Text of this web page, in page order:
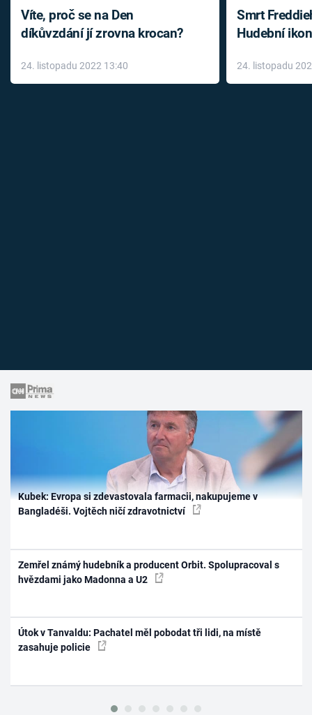
Víte, proč se na Den
díkůvzdání jí zrovna krocan?
24. listopadu 2022 13:40
Smrt
Hudební
léky
24. listopadu
Kubek: Evropa si zdevastovala farmacii, nakupujeme v
Bangladéši. Vojtěch ničí zdravotnictví
Zemřel známý hudebník a producent Orbit. Spolupracoval s
hvězdami jako Madonna a U2
Útok v Tanvaldu: Pachatel měl pobodat tři lidi, na místě
zasahuje policie